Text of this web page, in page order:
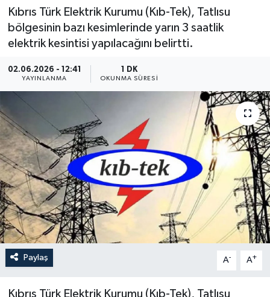
Kıbrıs Türk Elektrik Kurumu (Kıb-Tek), Tatlısu
bölgesinin bazı kesimlerinde yarın 3 saatlik
elektrik kesintisi yapılacağını belirtti.
02.06.2026 - 12:41
YAYINLANMA
1 DK
OKUNMA SÜRESI
Paylaş A- A+
Kıbrıs Türk Elektrik Kurumu (Kıb-Tek), Tatlısu